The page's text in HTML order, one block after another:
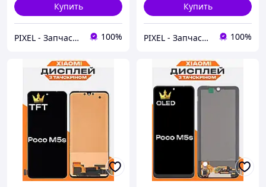
Купить
PIXEL - Запчастини для телефону 100%
Купить
PIXEL - Запчастини для телефону 100%